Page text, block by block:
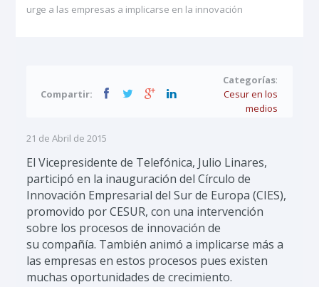
urge a las empresas a implicarse en la innovación
Compartir:
Categorías:
Cesur en los
medios
21 de Abril de 2015
El Vicepresidente de Telefónica, Julio Linares,
participó en la inauguración del Círculo de
Innovación Empresarial del Sur de Europa (CIES),
promovido por CESUR, con una intervención
sobre los procesos de innovación de
su compañía. También animó a implicarse más a
las empresas en estos procesos pues existen
muchas oportunidades de crecimiento.